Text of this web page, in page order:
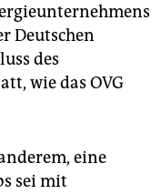
Deutschen
des
wie das OVG
eine
sei mit